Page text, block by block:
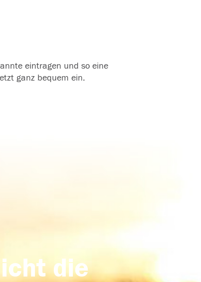
eintragen und so eine
ganz bequem ein.
die